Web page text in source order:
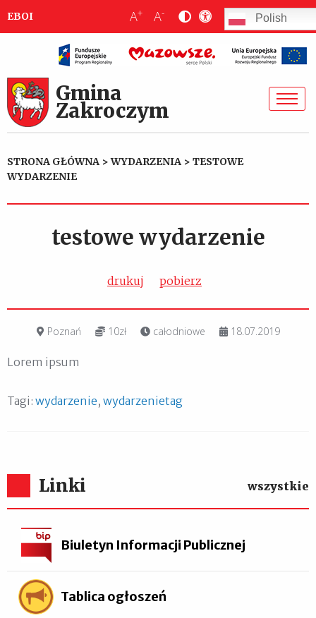
EBOI A+ A- Polish
Gmina
Zakroczym
STRONA GŁÓWNA >WYDARZENIA > TESTOWE
WYDARZENIE
testowe wydarzenie
drukuj pobierz
Poznań 10zł całodniowe 18.07.2019
Lorem ipsum
Tagi: wydarzenie, wydarzenietag
Linki wszystkie
Biuletyn Informacji Publicznej
Tablica ogłoszeń